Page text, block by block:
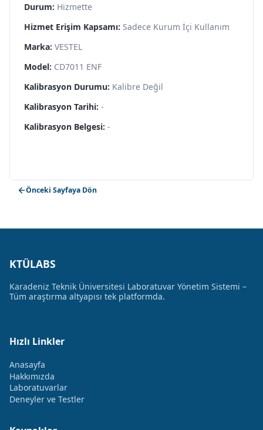
Durum: Hizmette
Hizmet Erişim Kapsamı: Sadece Kurum İçi Kullanım
Marka: VESTEL
Model: CD7011 ENF
Kalibrasyon Durumu: Kalibre Değil
Kalibrasyon Tarihi: -
Kalibrasyon Belgesi: -
Önceki Sayfaya Dön
KTÜLABS
Karadeniz Teknik Üniversitesi Laboratuvar Yönetim Sistemi –
Tüm araştırma altyapısı tek platformda.
Hızlı Linkler
Anasayfa
Hakkımızda
Laboratuvarlar
Deneyler ve Testler